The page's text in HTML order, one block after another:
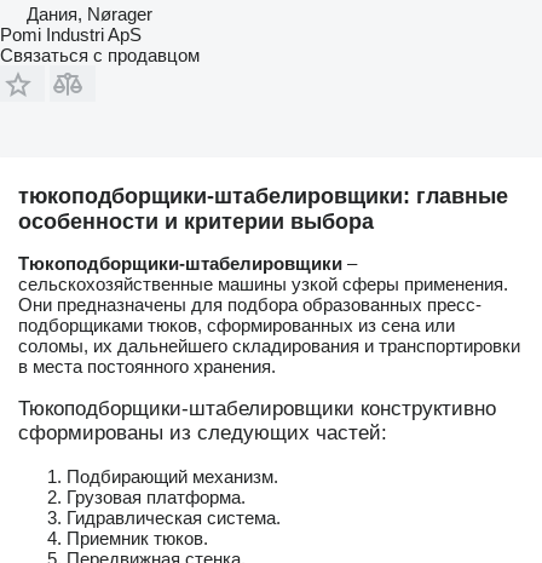
Дания, Nørager
Pomi Industri ApS
Связаться с продавцом
тюкоподборщики-штабелировщики: главные
особенности и критерии выбора
Тюкоподборщики-штабелировщики –
сельскохозяйственные машины узкой сферы применения.
Они предназначены для подбора образованных пресс-
подборщиками тюков, сформированных из сена или
соломы, их дальнейшего складирования и транспортировки
в места постоянного хранения.
Тюкоподборщики-штабелировщики конструктивно
сформированы из следующих частей:
Подбирающий механизм.
Грузовая платформа.
Гидравлическая система.
Приемник тюков.
Передвижная стенка.